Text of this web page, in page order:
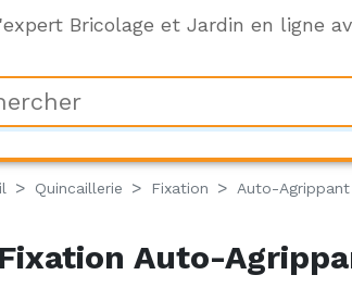
Bricolage et Jardin en ligne
Quincaillerie Fixation Auto-Agrippant
Fixation Auto-